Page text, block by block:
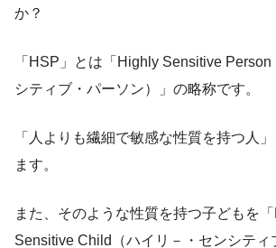
か？
「HSP」とは「Highly Sensitive
シティブ・パーソン）」の略称です。
「人よりも繊細で敏感な性質を持つ人
ます。
また、そのような性質を持つ子どもを
Sensitive Child（ハイリ－・センシティ